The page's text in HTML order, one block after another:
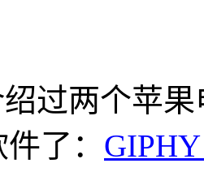
过两个苹
了：